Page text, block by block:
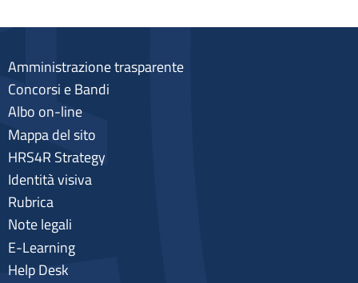
Amministrazione trasparente
Concorsi e Bandi
Albo on-line
Mappa del sito
HRS4R Strategy
Identità visiva
Rubrica
Note legali
E-Learning
Help Desk